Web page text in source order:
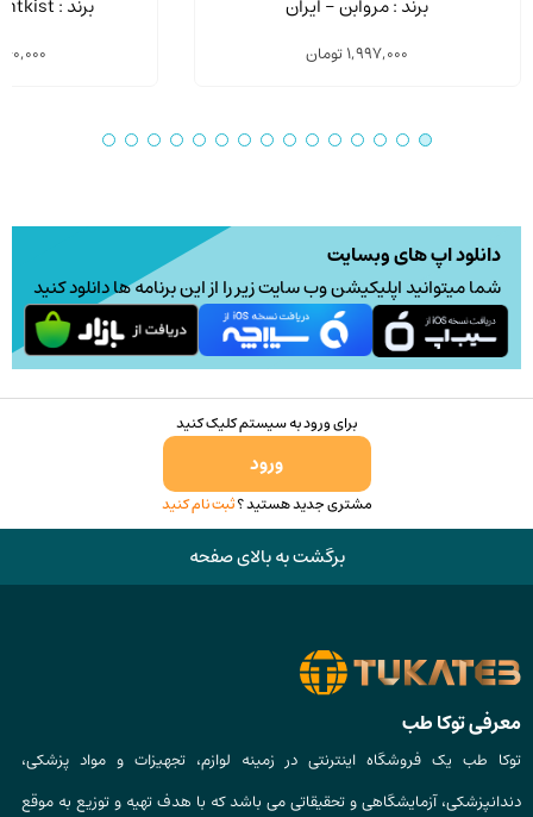
برند : مروابن - ایران
1,997,000تومان
برند : Dentkist - کره جنوبی
دانلود اپ های وبسایت
شما میتوانید اپلیکیشن وب سایت زیر را از این برنامه ها دانلود کنید
برای ورود به سیستم کلیک کنید
ورود
مشتری جدید هستید ؟ثبت نام کنید
برگشت به بالای صفحه
معرفی توکا طب
توکا طب یک فروشگاه اینترنتی در زمینه لوازم، تجهیزات و مواد پزشکی،
دندانپزشکی، آزمایشگاهی و تحقیقاتی می باشد که با هدف تهیه و توزیع به موقع